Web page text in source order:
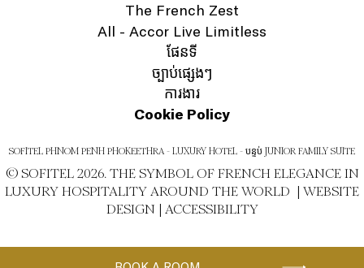
The French Zest
All - Accor Live Limitless
ផែនទី
ច្បាប់ផ្សេងៗ
ការងារ
Cookie Policy
SOFITEL PHNOM PENH PHOKEETHRA - LUXURY HOTEL - បន្ទប់ JUNIOR FAMILY SUITE
© SOFITEL 2026. THE SYMBOL OF FRENCH ELEGANCE IN
LUXURY HOSPITALITY AROUND THE WORLD | WEBSITE
DESIGN | ACCESSIBILITY